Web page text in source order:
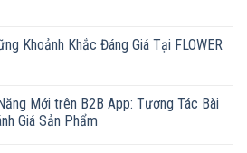
Khoảnh Khắc Đáng Giá Tại FLOWER
Mới trên B2B App: Tương Tác Bài
Giá Sản Phẩm